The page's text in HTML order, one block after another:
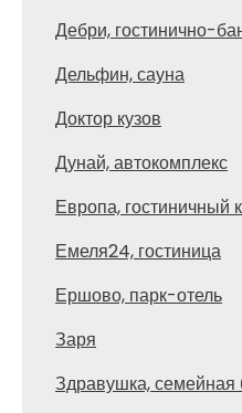
Дебри, гостинично-
Дельфин, сауна
Доктор кузов
Дунай, автокомплекс
Европа, гостиничный
Емеля24, гостиница
Ершово, парк-отель
Заря
Здравушка, семейная